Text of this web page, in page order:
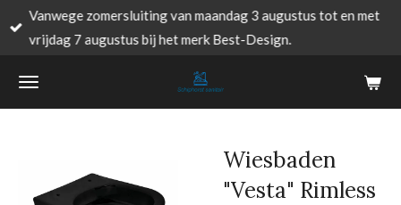
Ga
direct
de
Vanwege zomersluiting van maandag 3 augustus tot en met
vrijdag 7 augustus bij het merk Best-Design.
Wiesbaden
"Vesta" Rimless